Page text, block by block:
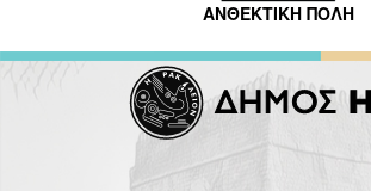
ΑΝΘΕΚΤΙΚΗ ΠΟΛΗ